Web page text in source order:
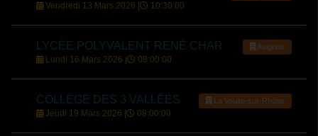
Vendredi 13 Mars 2026 | 10:30:00
LYCÉE POLYVALENT RENÉ CHAR Avignon
Lundi 16 Mars 2026 | 08:00:00
COLLÈGE DES 3 VALLÉES La Voulte-sur-Rhône
Jeudi 19 Mars 2026 | 08:00:00